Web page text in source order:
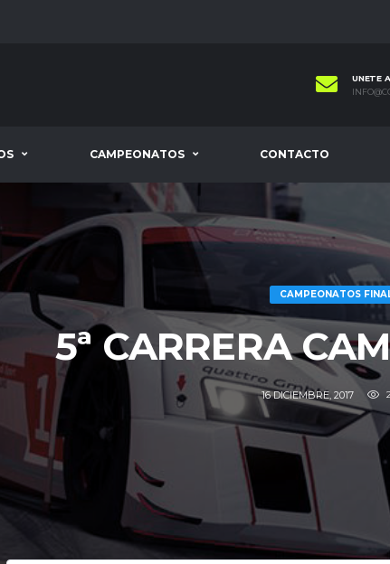
UNETE
CAMPEONATOS CONTACTO
CAMPEONATOS
5ª CARRERA
16 DICIEMBRE, 2017